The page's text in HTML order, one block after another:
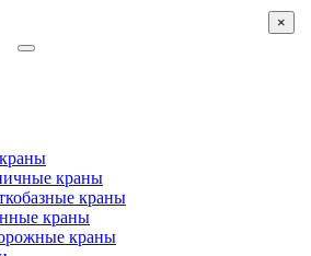
краны
краны
краны
краны
×